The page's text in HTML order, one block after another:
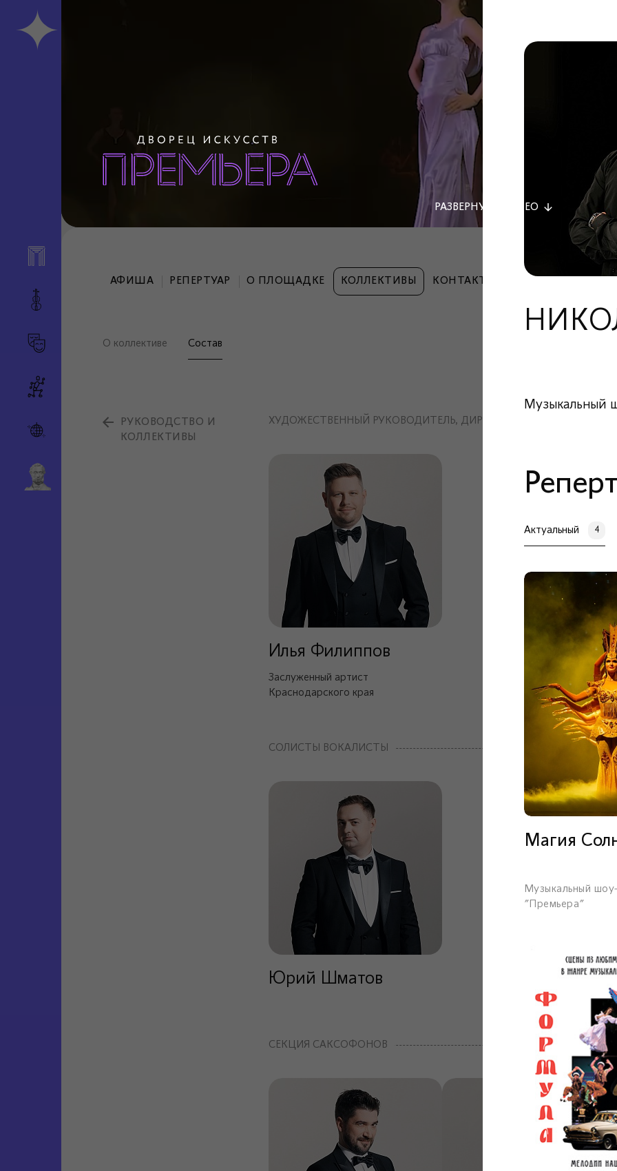
РАЗВЕРНУТЬ ВИДЕО
АФИША РЕПЕРТУАР О ПЛОЩАДКЕ КОЛЛЕКТИВЫ КОНТАКТЫ
О коллективе Состав
РУКОВОДСТВО И
КОЛЛЕКТИВЫ
ХУДОЖЕСТВЕННЫЙ РУКОВОДИТЕЛЬ, ДИРИЖЁР И ПИАНИСТ
Илья Филиппов
Заслуженный артист
Краснодарского края
СОЛИСТЫ ВОКАЛИСТЫ
Юрий Шматов
СЕКЦИЯ САКСОФОНОВ
Музыкальный
Актуальный 4
Магия
Музыкальный
"Премьера"